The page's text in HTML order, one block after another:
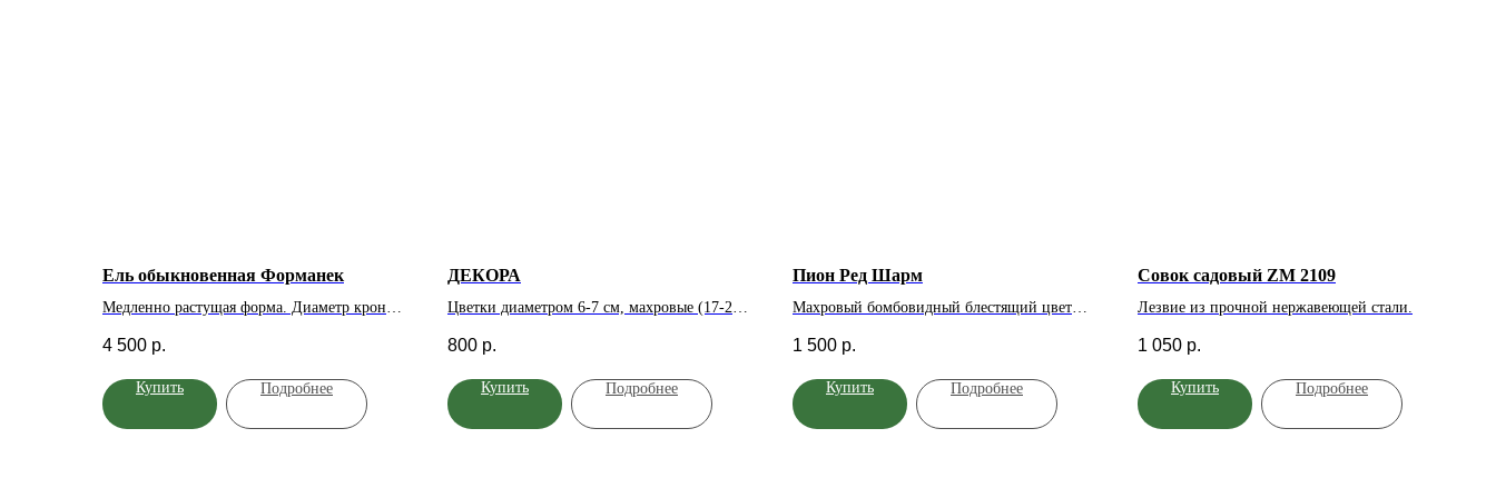
Ель обыкновенная Форманек
Медленно растущая форма. Диаметр кроны
зависимости от высоты прививки, этот
карликовый кустарник принимает или
плакучую форму, с частыми, свисающими
вниз ветвями, или стелется по земле.
4 500 р.
Купить Подробнее
ДЕКОРА
Цветки диаметром 6-7 см, махровые (17-25
розовыми оттенками и розовой каймой, в
небольших соцветиях. Цветение повторное.
Листва высокоустойчивая к болезням. Куст
прямостоячий, густой, высотой 120 см и
800 р.
Купить Подробнее
Пион Ред Шарм
Махровый бомбовидный блестящий цветок
не выгорает на солнце. Высокий куст с
прочными стеблями и разрезной листвой.
Легкий аромат. Цветоносы очень устойчивы
и не требуют опоры, благодаря чему куст
1 500 р.
Купить Подробнее
Совок садовый ZM 2109
Лезвие из прочной нержавеющей стали.
1 050 р.
Купить Подробнее